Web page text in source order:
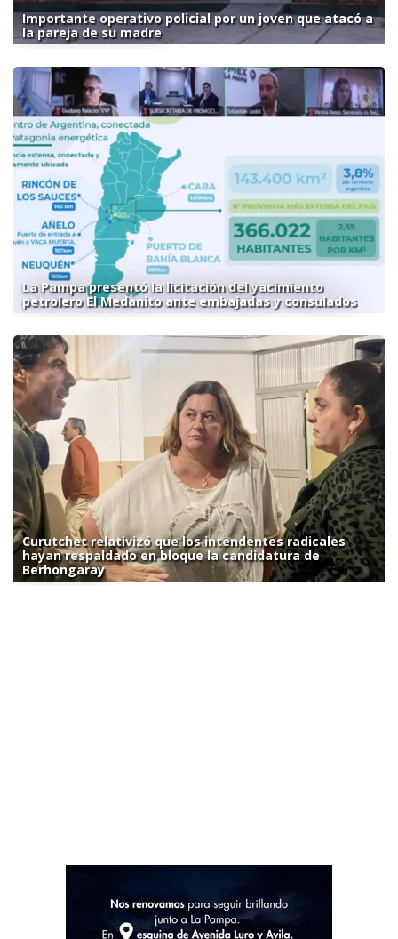
Importante operativo policial por un joven que atacó a
la pareja de su madre
La Pampa presentó la licitación del yacimiento
petrolero El Medanito ante embajadas y consulados
Curutchet relativizó que los intendentes radicales
hayan respaldado en bloque la candidatura de
Berhongaray